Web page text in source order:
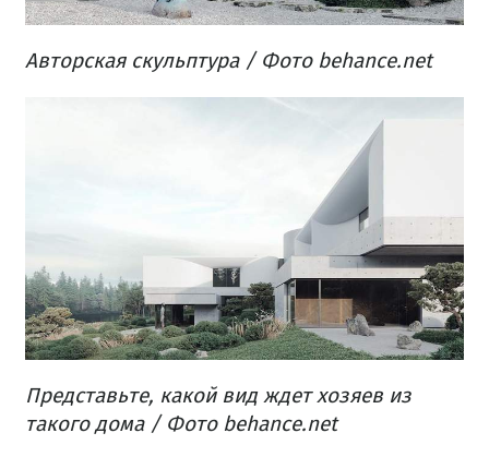
Авторская скульптура / Фото behance.net
Представьте, какой вид ждет хозяев из
такого дома / Фото behance.net